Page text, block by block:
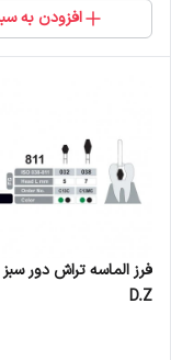
افزودن به
D.Z